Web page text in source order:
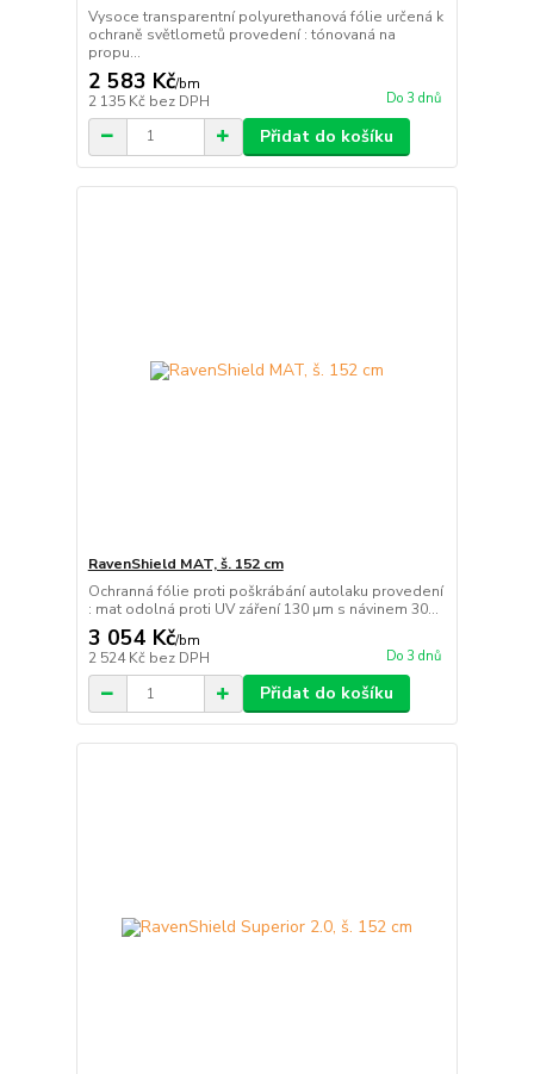
Vysoce transparentní polyurethanová fólie určená k
ochraně světlometů provedení : tónovaná na
propu...
2 583 Kč/bm
2 135 Kč bez DPH Do 3 dnů
Přidat do košíku
RavenShield MAT, š. 152 cm
Ochranná fólie proti poškrábání autolaku provedení
: mat odolná proti UV záření 130 µm s návinem 30...
3 054 Kč/bm
2 524 Kč bez DPH Do 3 dnů
Přidat do košíku